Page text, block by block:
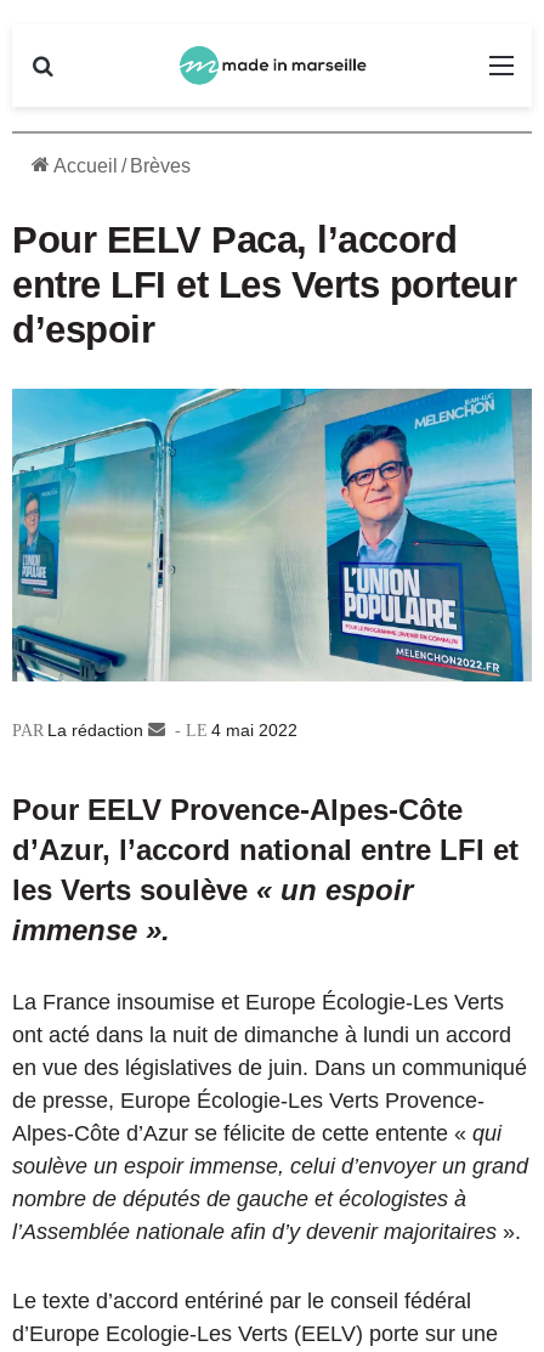
Accueil / Brèves
Pour EELV Paca, l’accord
entre LFI et Les Verts porteur
d’espoir
La rédaction
Envoyer4 mai 2022
Pour EELV Provence-Alpes-Côte
d’Azur, l’accord national entre LFI et
les Verts soulève « un espoir
immense ».
La France insoumise et Europe Écologie-Les Verts
ont acté dans la nuit de dimanche à lundi un accord
en vue des législatives de juin. Dans un communiqué
de presse, Europe Écologie-Les Verts Provence-
Alpes-Côte d’Azur se félicite de cette entente « qui
soulève un espoir immense, celui d’envoyer un grand
nombre de députés de gauche et écologistes à
l’Assemblée nationale afin d’y devenir majoritaires ».
Le texte d’accord entériné par le conseil fédéral
d’Europe Ecologie-Les Verts (EELV) porte sur une